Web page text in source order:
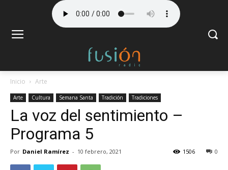
Inicio Arte
Arte Cultura Semana Santa Tradición Tradiciones
La voz del sentimiento –
Programa 5
Por Daniel Ramírez - 10 febrero, 2021 0
1506